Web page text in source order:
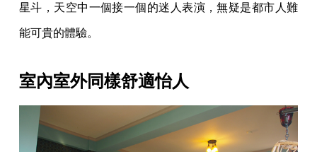
星斗，天空中一個接一個的迷人表演，無疑是都市人難
能可貴的體驗。
室內室外同樣舒適怡人